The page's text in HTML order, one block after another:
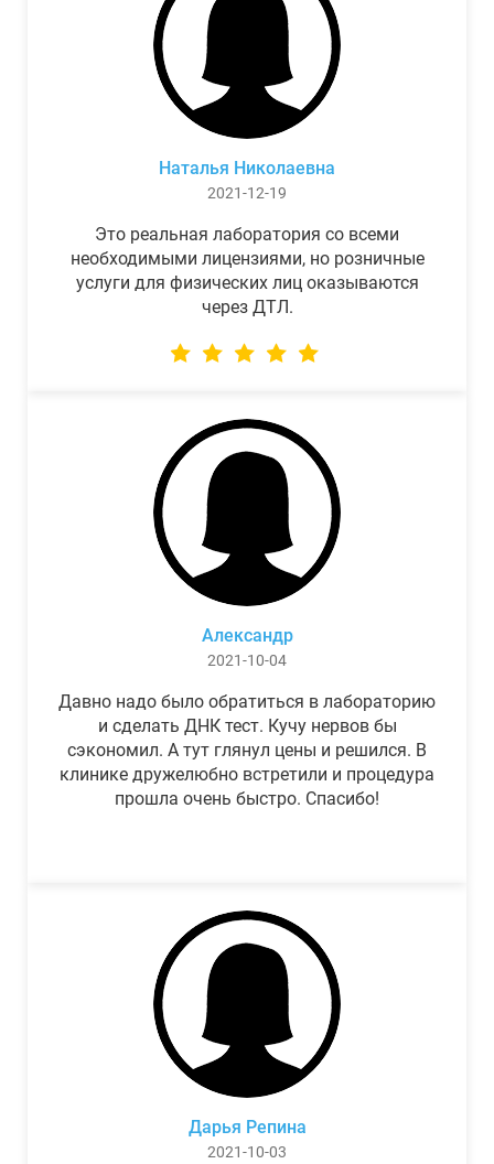
Наталья Николаевна
2021-12-19
Это реальная лаборатория со всеми
необходимыми лицензиями, но розничные
услуги для физических лиц оказываются
через ДТЛ.
Александр
2021-10-04
Давно надо было обратиться в лабораторию
и сделать ДНК тест. Кучу нервов бы
сэкономил. А тут глянул цены и решился. В
клинике дружелюбно встретили и процедура
прошла очень быстро. Спасибо!
Дарья Репина
2021-10-03